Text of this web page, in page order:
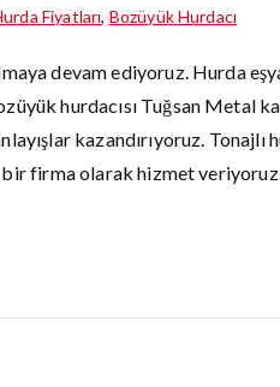
Fiyatları, Bozüyük Hurdacı
devam ediyoruz. Hurda
hurdacısı Tuğsan Metal
kazandırıyoruz. Tonajlı
firma olarak hizmet